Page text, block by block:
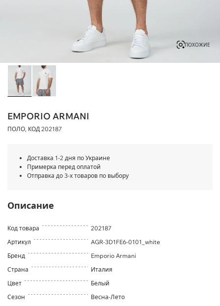
ПОХОЖИЕ
EMPORIO ARMANI
ПОЛО, КОД 202187
Доставка 1-2 дня по Украине
Примерка перед оплатой
Отправка до 3-х товаров по выбору
Описание
Код товара
202187
Артикул
AGR-3D1FE6-0101_white
Бренд
Emporio Armani
Страна
Италия
Цвет
Белый
Сезон
Весна-Лето